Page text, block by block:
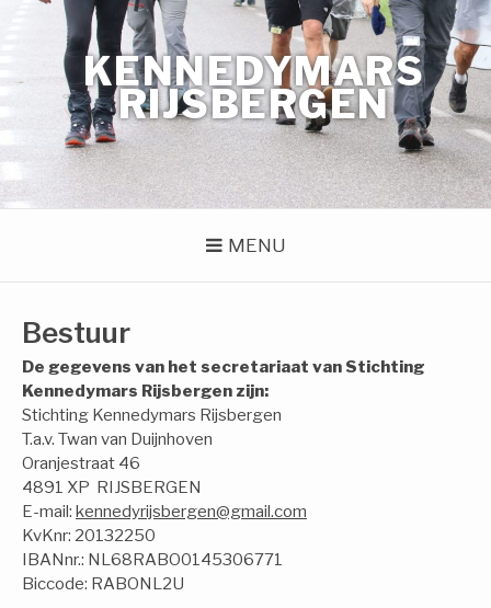
springen
KENNEDYMARS
RIJSBERGEN
MENU
Bestuur
De gegevens van het secretariaat van Stichting
Kennedymars Rijsbergen zijn:
Stichting Kennedymars Rijsbergen
T.a.v. Twan van Duijnhoven
Oranjestraat 46
4891 XP RIJSBERGEN
E-mail: kennedyrijsbergen@gmail.com
KvKnr: 20132250
IBANnr.: NL68RABO0145306771
Biccode: RABONL2U